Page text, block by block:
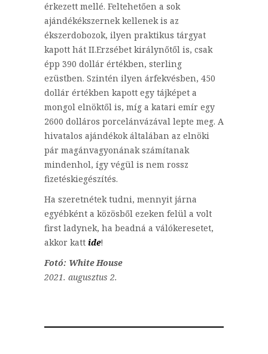
érkezett mellé. Feltehetően a sok
ajándékékszernek kellenek is az
ékszerdobozok, ilyen praktikus tárgyat
kapott hát II.Erzsébet királynőtől is, csak
épp 390 dollár értékben, sterling
ezüstben. Szintén ilyen árfekvésben, 450
dollár értékben kapott egy tájképet a
mongol elnöktől is, míg a katari emír egy
2600 dolláros porcelánvázával lepte meg. A
hivatalos ajándékok általában az elnöki
pár magánvagyonának számítanak
mindenhol, így végül is nem rossz
fizetéskiegészítés.
Ha szeretnétek tudni, mennyit járna
egyébként a közösből ezeken felül a volt
first ladynek, ha beadná a válókeresetet,
akkor katt ide!
Fotó: White House
2021. augusztus 2.